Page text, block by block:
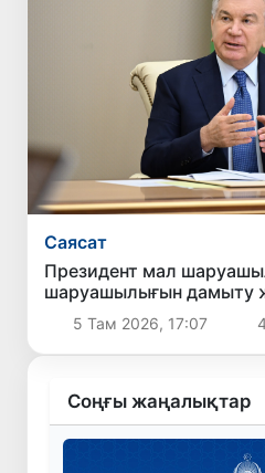
Саясат
Президент мал
шаруашылығын дамыту
шаралармен танысты
5 Там 2026, 17:07
Соңғы жаңалықтар